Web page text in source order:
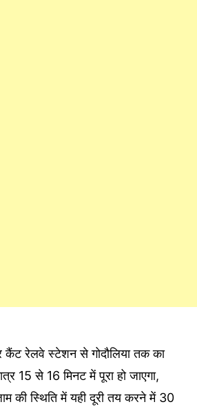
कैंट रेलवे स्टेशन से गोदौलिया तक का
15 से 16 मिनट में पूरा हो जाएगा,
की स्थिति में यही दूरी तय करने में 30